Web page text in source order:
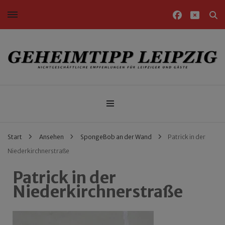
Nichtgeschäftliche Empfehlungen für Leipziger und Gäste
Start Ansehen SpongeBob an der Wand
Patrick in der
Niederkirchnerstraße
Patrick in der
Niederkirchnerstraße